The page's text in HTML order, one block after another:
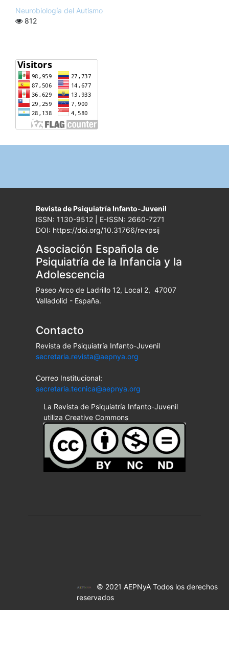
Neurobiología del Autismo
812
Revista de Psiquiatría Infanto-Juvenil
ISSN: 1130-9512 | E-ISSN: 2660-7271
DOI: https://doi.org/10.31766/revpsij
Asociación Española de
Psiquiatría de la Infancia y la
Adolescencia
Paseo Arco de Ladrillo 12, Local 2, 47007
Valladolid - España.
Contacto
Revista de Psiquiatría Infanto-Juvenil
secretaria.revista@aepnya.org
Correo Institucional:
secretaria.tecnica@aepnya.org
La Revista de Psiquiatría Infanto-Juvenil
utiliza Creative Commons
© 2021 AEPNyA Todos los derechos
reservados